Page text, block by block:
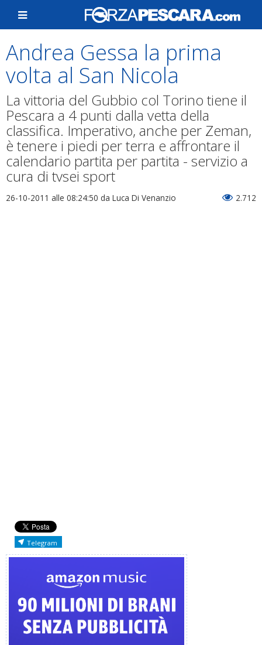
Andrea Gessa la prima
volta al San Nicola
La vittoria del Gubbio col Torino tiene il
Pescara a 4 punti dalla vetta della
classifica. Imperativo, anche per Zeman,
è tenere i piedi per terra e affrontare il
calendario partita per partita - servizio a
cura di tvsei sport
26-10-2011 alle 08:24:50 da Luca Di Venanzio 2.712
Telegram